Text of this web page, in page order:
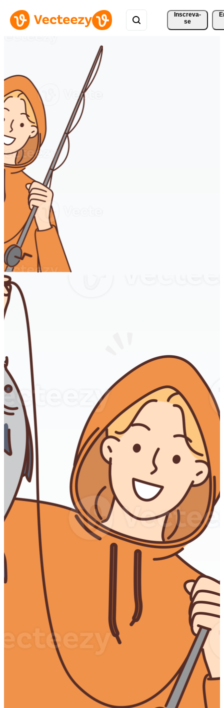
Inscreva-
se